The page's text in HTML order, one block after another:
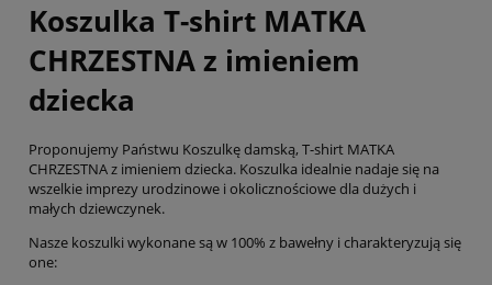
Koszulka T-shirt MATKA
CHRZESTNA z imieniem
dziecka
Proponujemy Państwu Koszulkę damską, T-shirt MATKA
CHRZESTNA z imieniem dziecka. Koszulka idealnie nadaje się na
wszelkie imprezy urodzinowe i okolicznościowe dla dużych i
małych dziewczynek.
Nasze koszulki wykonane są w 100% z bawełny i charakteryzują się
one: